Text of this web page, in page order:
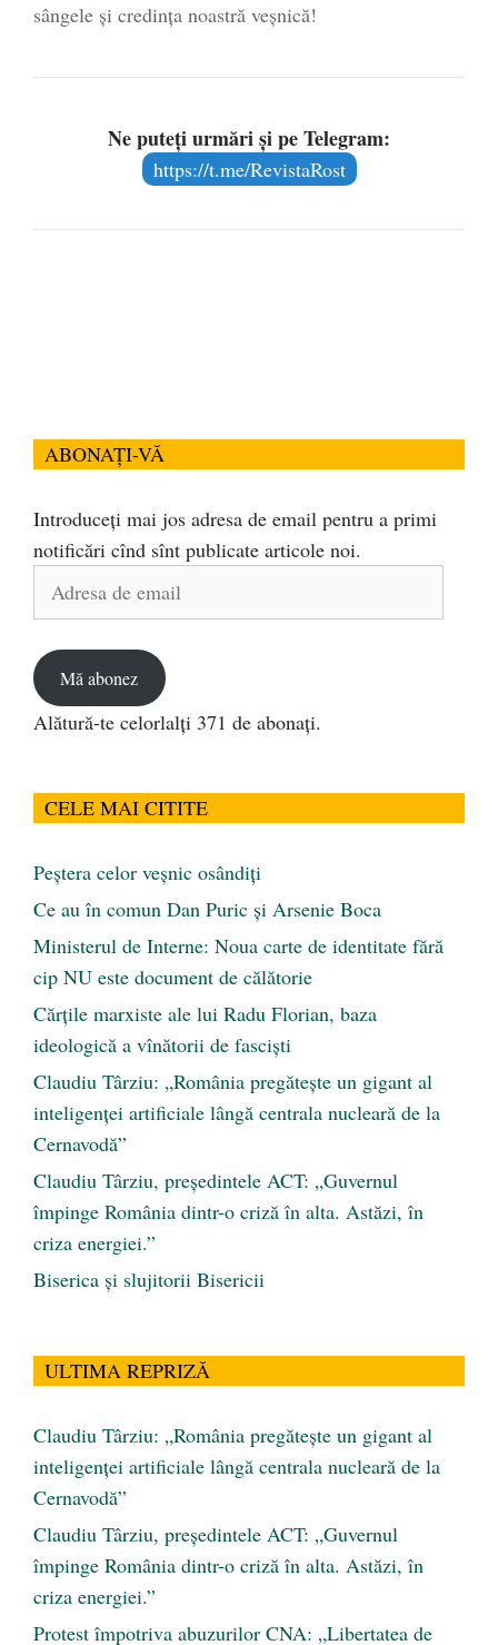
sângele și credința noastră veșnică!
Ne puteți urmări și pe Telegram:
https://t.me/RevistaRost
ABONAȚI-VĂ
Introduceți mai jos adresa de email pentru a primi
notificări cînd sînt publicate articole noi.
Adresa
Mă abonez
Alătură-te celorlalți 371 de abonați.
CELE MAI CITITE
Peştera celor veşnic osândiţi
Ce au în comun Dan Puric şi Arsenie Boca
Ministerul de Interne: Noua carte de identitate fără
cip NU este document de călătorie
Cărţile marxiste ale lui Radu Florian, baza
ideologică a vînătorii de fascişti
Claudiu Târziu: „România pregătește un gigant al
inteligenței artificiale lângă centrala nucleară de la
Cernavodă”
Claudiu Târziu, președintele ACT: „Guvernul
împinge România dintr-o criză în alta. Astăzi, în
criza energiei.”
Biserica și slujitorii Bisericii
ULTIMA REPRIZĂ
Claudiu Târziu: „România pregătește un gigant al
inteligenței artificiale lângă centrala nucleară de la
Cernavodă”
Claudiu Târziu, președintele ACT: „Guvernul
împinge România dintr-o criză în alta. Astăzi, în
criza energiei.”
Protest împotriva abuzurilor CNA: „Libertatea de